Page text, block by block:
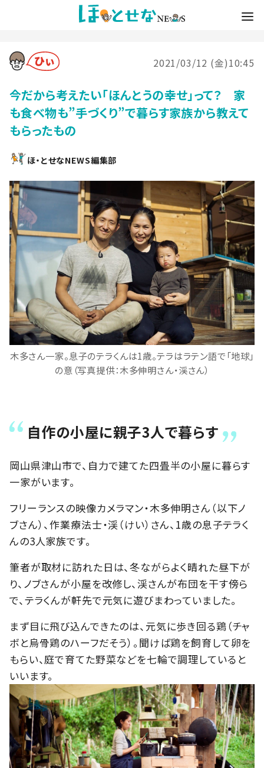
2021/03/12 (金)10:45
今だから考えたい「ほんとうの幸せ」って？ 家
も食べ物も”手づくり”で暮らす家族から教えて
もらったもの
ほ・とせなNEWS編集部
木多さん一家。息子のテラくんは1歳。テラはラテン語で「地球」
の意（写真提供：木多伸明さん・渓さん）
自作の小屋に親子3人で暮らす
岡山県津山市で、自力で建てた四畳半の小屋に暮らす
一家がいます。
フリーランスの映像カメラマン・木多伸明さん（以下ノ
ブさん）、作業療法士・渓（けい）さん、1歳の息子テラく
んの3人家族です。
筆者が取材に訪れた日は、冬ながらよく晴れた昼下が
り、ノブさんが小屋を改修し、渓さんが布団を干す傍ら
で、テラくんが軒先で元気に遊びまわっていました。
まず目に飛び込んできたのは、元気に歩き回る鶏（チャ
ボと烏骨鶏のハーフだそう）。聞けば鶏を飼育して卵を
もらい、庭で育てた野菜などを七輪で調理していると
いいます。